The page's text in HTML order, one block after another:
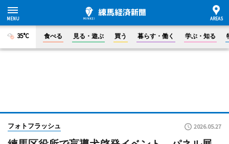
35°C 食べる 見る・遊ぶ 買う 暮らす・働く 学ぶ・知る
フォトフラッシュ 2026.05.27